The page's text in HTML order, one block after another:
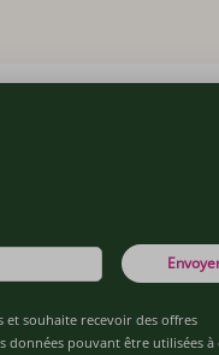
et souhaite recevoir des offres
données pouvant être utilisées à